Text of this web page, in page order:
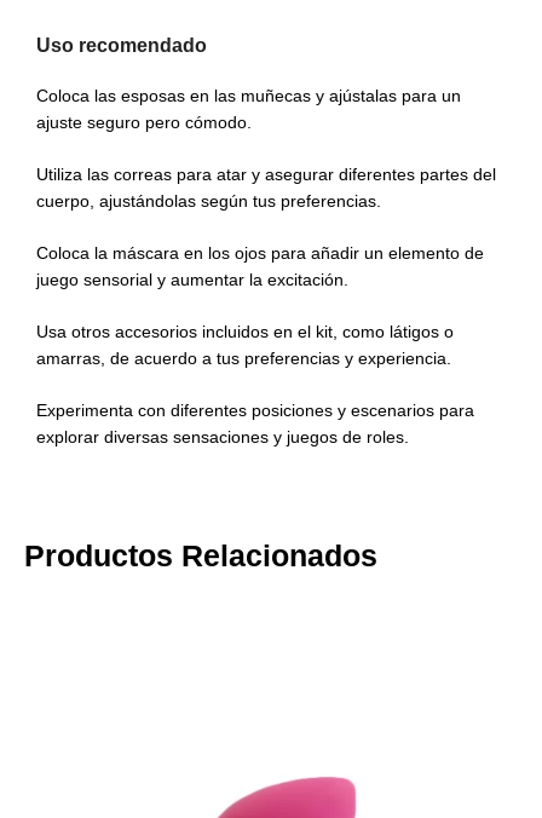
Uso recomendado
Coloca las esposas en las muñecas y ajústalas para un
ajuste seguro pero cómodo.
Utiliza las correas para atar y asegurar diferentes partes del
cuerpo, ajustándolas según tus preferencias.
Coloca la máscara en los ojos para añadir un elemento de
juego sensorial y aumentar la excitación.
Usa otros accesorios incluidos en el kit, como látigos o
amarras, de acuerdo a tus preferencias y experiencia.
Experimenta con diferentes posiciones y escenarios para
explorar diversas sensaciones y juegos de roles.
Productos Relacionados